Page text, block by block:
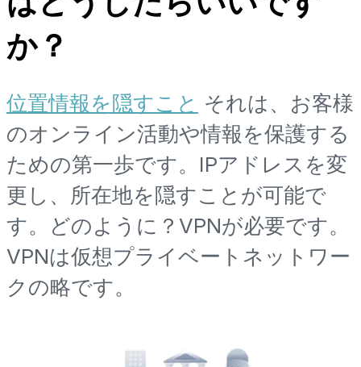
か？
位置情報を隠すこと それは、お客様
のオンライン活動や情報を保護する
ための第一歩です。IPアドレスを変
更し、所在地を隠すことが可能で
す。どのように？VPNが必要です。
VPNは仮想プライベートネットワー
クの略です。